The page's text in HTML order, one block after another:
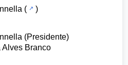
(
)
(Presidente)
Alves Branco